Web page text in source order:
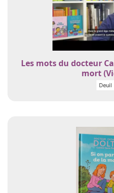
Les mots du docteur
mort
Deuil